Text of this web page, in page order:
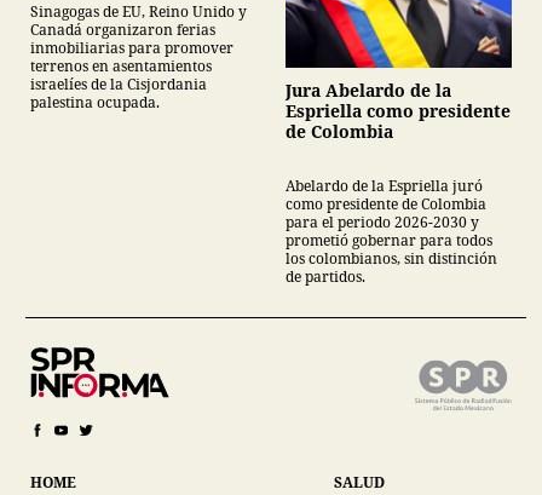
Sinagogas de EU, Reino Unido y
Canadá organizaron ferias
inmobiliarias para promover
terrenos en asentamientos
israelíes de la Cisjordania
palestina ocupada.
Jura Abelardo de la
Espriella como presidente
de Colombia
Abelardo de la Espriella juró
como presidente de Colombia
para el periodo 2026-2030 y
prometió gobernar para todos
los colombianos, sin distinción
de partidos.
HOME SALUD